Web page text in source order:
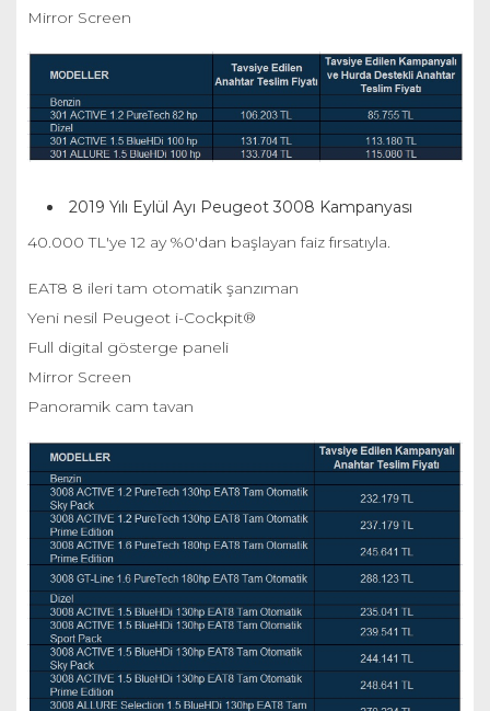
Mirror Screen
2019 Yılı Eylül Ayı Peugeot 3008 Kampanyası
40.000 TL'ye 12 ay %0'dan başlayan faiz fırsatıyla.
EAT8 8 ileri tam otomatik şanzıman
Yeni nesil Peugeot i-Cockpit®
Full digital gösterge paneli
Mirror Screen
Panoramik cam tavan